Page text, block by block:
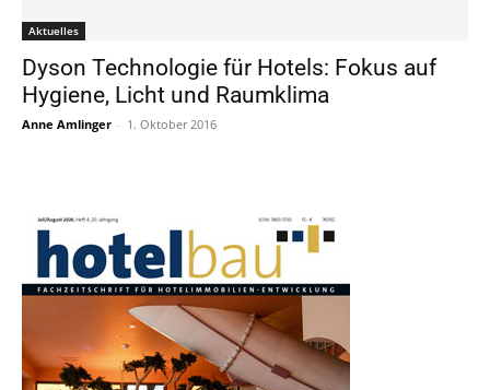
Aktuelles
Dyson Technologie für Hotels: Fokus auf
Hygiene, Licht und Raumklima
Anne Amlinger - 1. Oktober 2016